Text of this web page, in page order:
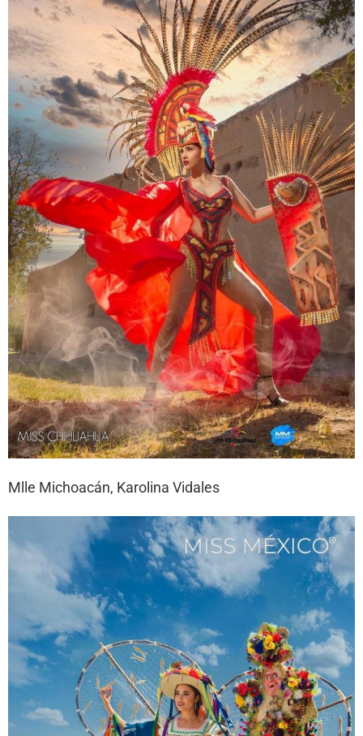
Mlle Michoacán, Karolina Vidales